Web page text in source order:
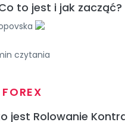
to jest i jak zacząć?
czytania
jest Rolowanie